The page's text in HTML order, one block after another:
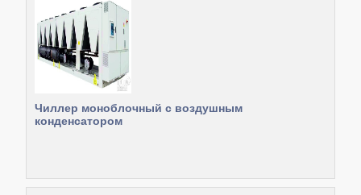
Чиллер моноблочный с воздушным
конденсатором